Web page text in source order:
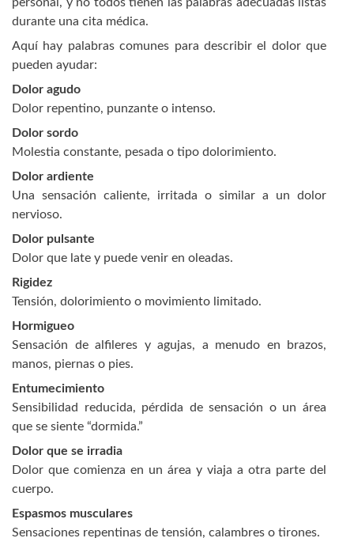
personal, y no todos tienen las palabras adecuadas listas
durante una cita médica.
Aquí hay palabras comunes para describir el dolor que
pueden ayudar:
Dolor agudo
Dolor repentino, punzante o intenso.
Dolor sordo
Molestia constante, pesada o tipo dolorimiento.
Dolor ardiente
Una sensación caliente, irritada o similar a un dolor
nervioso.
Dolor pulsante
Dolor que late y puede venir en oleadas.
Rigidez
Tensión, dolorimiento o movimiento limitado.
Hormigueo
Sensación de alfileres y agujas, a menudo en brazos,
manos, piernas o pies.
Entumecimiento
Sensibilidad reducida, pérdida de sensación o un área
que se siente “dormida.”
Dolor que se irradia
Dolor que comienza en un área y viaja a otra parte del
cuerpo.
Espasmos musculares
Sensaciones repentinas de tensión, calambres o tirones.